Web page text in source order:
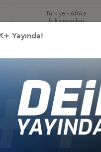
Türkiye - Afrika
İş Konseyleri
İş Konseyleri
Türkiye - Afganistan
Yayında!